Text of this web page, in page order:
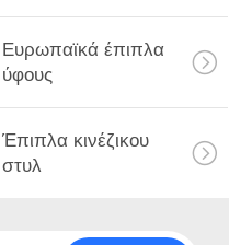
Ευρωπαϊκά έπιπλα
ύφους
Έπιπλα κινέζικου
στυλ